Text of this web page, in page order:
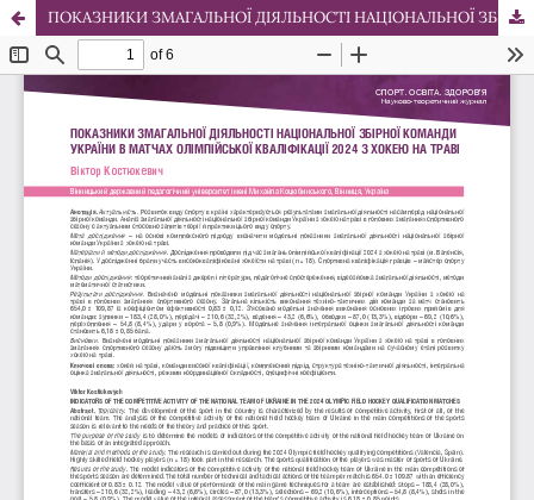
ПОКАЗНИКИ ЗМАГАЛЬНОЇ ДІЯЛЬНОСТІ НАЦІОНАЛЬНОЇ ЗБІРНОЇ КОМАНДИ УКРАЇНИ В МАТЧАХ ОЛІМПІЙСЬКОЇ КВАЛІФІКАЦІЇ 2024 З ХОКЕЮ НА ТРАВІ